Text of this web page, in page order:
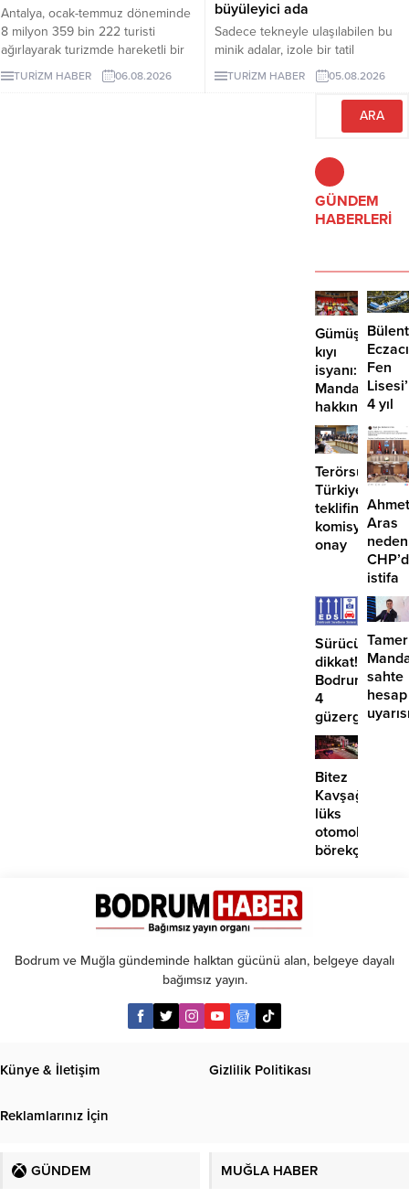
Antalya, ocak-temmuz döneminde
8 milyon 359 bin 222 turisti
ağırlayarak turizmde hareketli bir
dönemi geride bıraktı. 1 milyon
979 bin ziyaretçiyle listenin ilk
TURİZM HABER 06.08.2026
büyüleyici ada
Sadece tekneyle ulaşılabilen bu
minik adalar, izole bir tatil
arayanlara eşsiz deneyimler
sunuyor. Peki, bu adaları farklı
kılan özellikler nelerdir? İşte
TURİZM HABER 05.08.2026
GÜNDEM
HABERLERİ
Gümüşlük’te
kıyı
isyanı:
Mandalinci
hakkında
suç
duyurusu
Bülent
Fen
4 yıl
geçti,
hâlâ
proje
Terörsüz
Türkiye
teklifine
komisyondan
onay
Ahmet
Aras
neden
istifa
Sürücüler
dikkat!
Bodrum’da
4
güzergahta
EDS
başlıyor
Tamer
sahte
hesap
Bitez
Kavşağı’nda
lüks
otomobil
börekçiye
Bodrum ve Muğla gündeminde halktan gücünü alan, belgeye dayalı
bağımsız yayın.
Künye & İletişim Gizlilik Politikası
Reklamlarınız İçin
GÜNDEM MUĞLA HABER